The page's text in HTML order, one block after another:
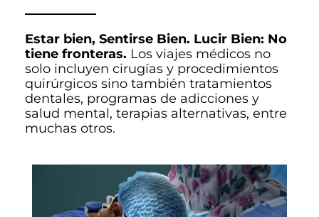
Estar bien, Sentirse Bien. Lucir Bien: No
tiene fronteras. Los viajes médicos no
solo incluyen cirugías y procedimientos
quirúrgicos sino también tratamientos
dentales, programas de adicciones y
salud mental, terapias alternativas, entre
muchas otros.